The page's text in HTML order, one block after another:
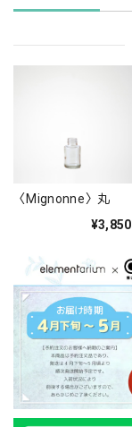
〈Mignonne〉丸
¥3,850